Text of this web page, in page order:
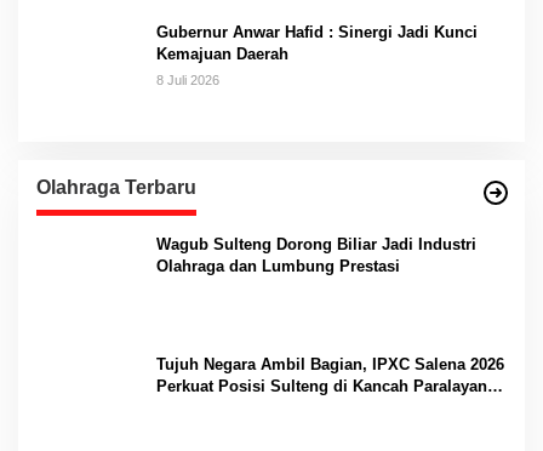
Gubernur Anwar Hafid : Sinergi Jadi Kunci
Kemajuan Daerah
8 Juli 2026
Olahraga Terbaru
Wagub Sulteng Dorong Biliar Jadi Industri
Olahraga dan Lumbung Prestasi
Tujuh Negara Ambil Bagian, IPXC Salena 2026
Perkuat Posisi Sulteng di Kancah Paralayang